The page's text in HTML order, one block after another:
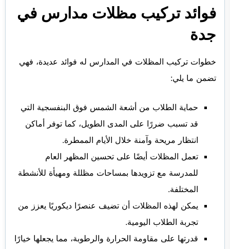
فوائد تركيب مظلات مدارس في
جدة
خطوات تركيب المظلات في المدارس له فوائد عديدة، فهي
تضمن ما يلي:
حماية الطلاب من أشعة الشمس فوق البنفسجية التي
قد تسبب ضررًا على المدى الطويل، كما توفر أماكن
انتظار مريحة وآمنة خلال الأيام الممطرة.
تعمل المظلات أيضًا على تحسين المظهر العام
للمدرسة مع تزويدها بمساحات مظللة ومهيأة للأنشطة
المختلفة.
يمكن لهذه المظلات أن تضيف عنصرًا ديكوريًا يعزز من
تجربة الطلاب اليومية.
قدرتها على مقاومة الحرارة والرطوبة، مما يجعلها خيارًا